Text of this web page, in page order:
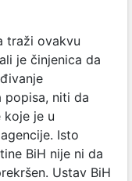
traži ovakvu
je činjenica da
popisa, niti da
koje je u
Isto
BiH nije ni da
Ustav BiH